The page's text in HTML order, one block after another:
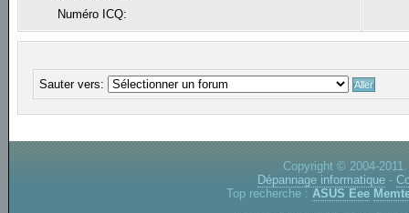
Numéro ICQ:
Sauter vers:
Copyright © 2004-
Dépannage informatique -
Top recherche : ASUS Eee